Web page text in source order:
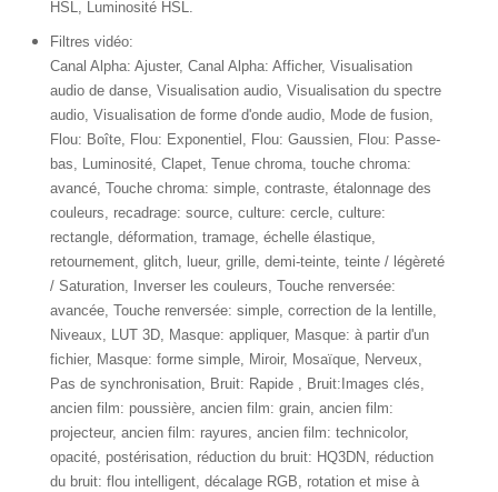
HSL, Luminosité HSL.
Filtres vidéo:
Canal Alpha: Ajuster, Canal Alpha: Afficher, Visualisation
audio de danse, Visualisation audio, Visualisation du spectre
audio, Visualisation de forme d'onde audio, Mode de fusion,
Flou: Boîte, Flou: Exponentiel, Flou: Gaussien, Flou: Passe-
bas, Luminosité, Clapet, Tenue chroma, touche chroma:
avancé, Touche chroma: simple, contraste, étalonnage des
couleurs, recadrage: source, culture: cercle, culture:
rectangle, déformation, tramage, échelle élastique,
retournement, glitch, lueur, grille, demi-teinte, teinte / légèreté
/ Saturation, Inverser les couleurs, Touche renversée:
avancée, Touche renversée: simple, correction de la lentille,
Niveaux, LUT 3D, Masque: appliquer, Masque: à partir d'un
fichier, Masque: forme simple, Miroir, Mosaïque, Nerveux,
Pas de synchronisation, Bruit: Rapide , Bruit:Images clés,
ancien film: poussière, ancien film: grain, ancien film:
projecteur, ancien film: rayures, ancien film: technicolor,
opacité, postérisation, réduction du bruit: HQ3DN, réduction
du bruit: flou intelligent, décalage RGB, rotation et mise à